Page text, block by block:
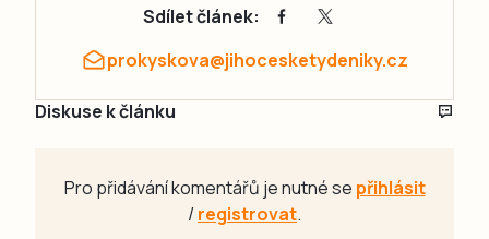
Sdílet článek:
prokyskova@jihocesketydeniky.cz
Diskuse k článku
Pro přidávání komentářů je nutné se přihlásit
/registrovat.